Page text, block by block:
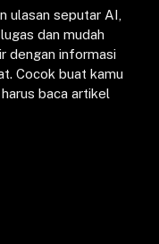
ulasan seputar AI,
dan mudah
dengan informasi
Cocok buat kamu
baca artikel